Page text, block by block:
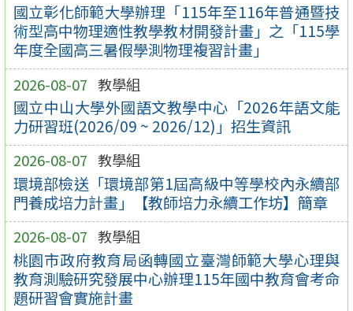
國立彰化師範大學辦理「115年至116年普通暨技
術型高中物理適性教學教材開發計畫」之「115學
年度全國高三暑假學測物理複習計畫」
2026-08-07 教學組
國立中山大學外國語文教學中心「2026年語文能
力研習班(2026/09 ~ 2026/12)」招生資訊
2026-08-07 教學組
環境部檢送「環境部第1屆高級中等學校內永續部
門養成培力計畫」【教師培力永續工作坊】簡章
2026-08-07 教學組
桃園市政府教育局函轉國立臺灣師範大學心理與
教育測驗研究發展中心辦理115年國中教育會考命
題研習會實施計畫